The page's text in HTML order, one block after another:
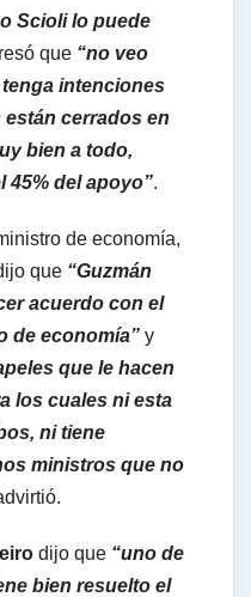
Scioli lo puede
que “no veo
intenciones
cerrados en
bien a todo,
45% del apoyo”.
de economía,
que “Guzmán
acuerdo con el
de economía” y
que le hacen
los cuales ni esta
ni tiene
ministros que no
dijo que “uno de
bien resuelto el